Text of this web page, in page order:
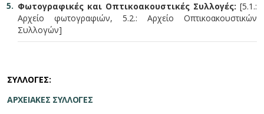
Φωτογραφικές και Οπτικοακουστικές Συλλογές: [5.1.:
Αρχείο φωτογραφιών, 5.2.: Αρχείο Οπτικοακουστικών
Συλλογών]
ΣΥΛΛΟΓΕΣ:
ΑΡΧΕΙΑΚΕΣ ΣΥΛΛΟΓΕΣ